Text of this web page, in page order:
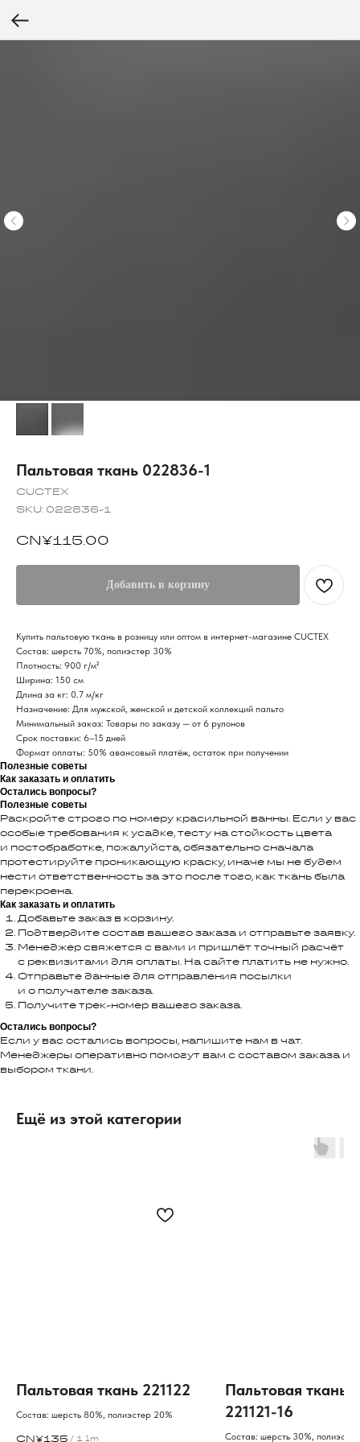
Пальтовая ткань 022836-1
CUCTEX
SKU: 022836-1
CN¥115.00
Добавить в корзину
Купить пальтовую ткань в розницу или оптом в интернет-магазине CUCTEX
Состав: шерсть 70%, полиэстер 30%
Плотность: 900 г/м²
Ширина: 150 см
Длина за кг: 0.7 м/кг
Назначение: Для мужской, женской и детской коллекций пальто
Минимальный заказ: Товары по заказу — от 6 рулонов
Срок поставки: 6–15 дней
Формат оплаты: 50% авансовый платёж, остаток при получении
Полезные советы
Как заказать и оплатить
Остались вопросы?
Полезные советы
Раскройте строго по номеру красильной ванны. Если у вас
особые требования к усадке, тесту на стойкость цвета
и постобработке, пожалуйста, обязательно сначала
протестируйте проникающую краску, иначе мы не будем
нести ответственность за это после того, как ткань была
перекроена.
Как заказать и оплатить
Добавьте заказ в корзину.
Подтвердите состав вашего заказа и отправьте заявку.
Менеджер свяжется с вами и пришлёт точный расчёт
с реквизитами для оплаты. На сайте платить не нужно.
Отправьте данные для отправления посылки
и о получателе заказа.
Получите трек-номер вашего заказа.
Остались вопросы?
Если у вас остались вопросы, напишите нам в чат.
Менеджеры оперативно помогут вам с составом заказа и
выбором ткани.
Ещё из этой категории
Пальтовая ткань 221122
Состав: шерсть 80%, полиэстер 20%
CN¥135 / 1 lm
Пальтовая ткань
221121-16
Состав: шерсть 30%,